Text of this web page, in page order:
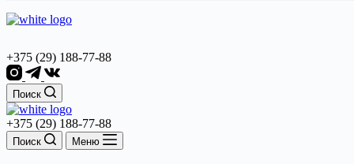
+375 (29) 188-77-88
Поиск
+375 (29) 188-77-88
Поиск Меню